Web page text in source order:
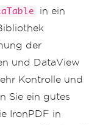
in ein
der
und DataView
Kontrolle und
Sie ein gutes
IronPDF in